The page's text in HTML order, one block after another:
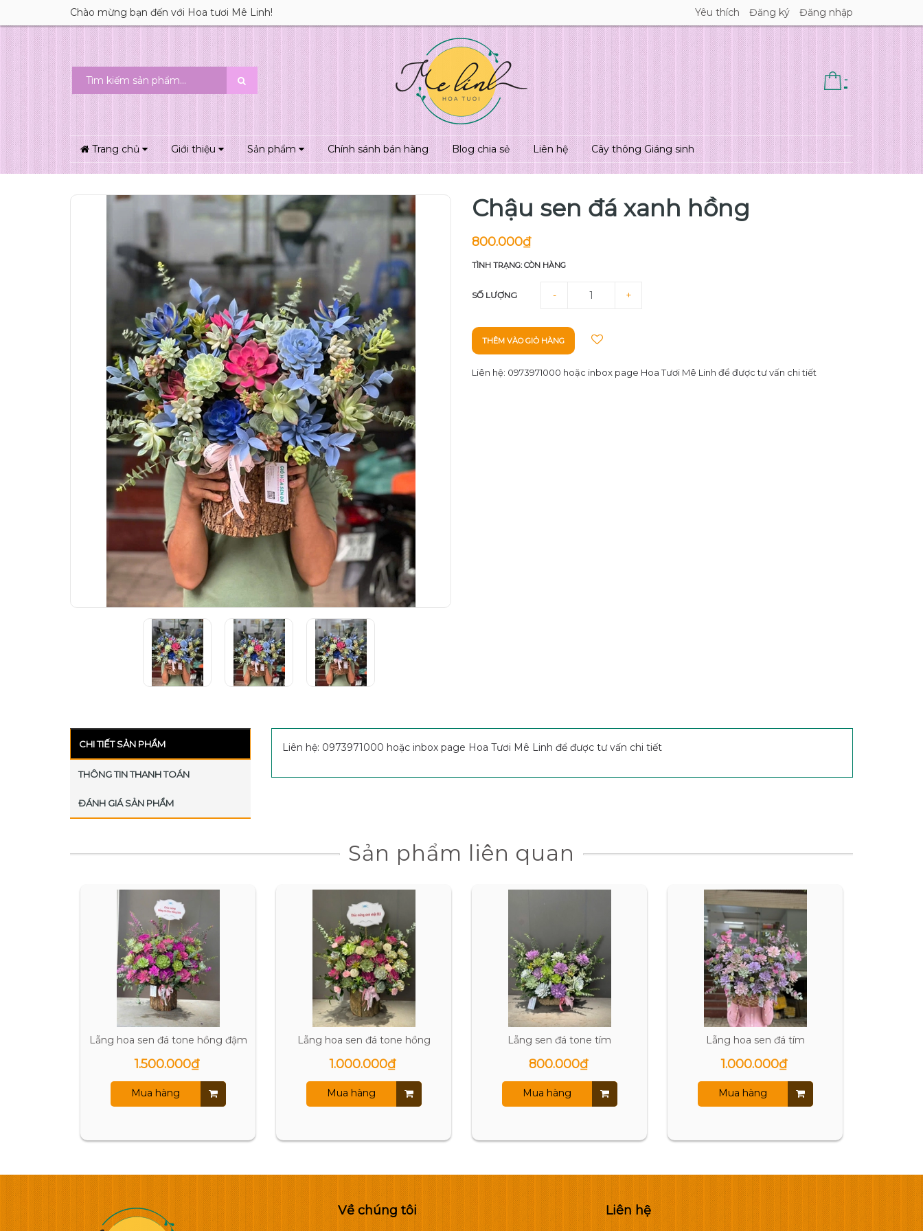
Chào mừng bạn đến với Hoa tươi Mê Linh! Yêu thích Đăng ký Đăng nhập
-
Trang chủ Giới thiệu Sản phẩm Chính sánh bán hàng Blog chia sẻ Liên hệ Cây thông Giáng sinh
Chậu sen đá xanh hồng
800.000₫
TÌNH TRẠNG: CÒN HÀNG
SỐ LƯỢNG - +
THÊM VÀO GIỎ HÀNG
Liên hệ: 0973971000 hoặc inbox page Hoa Tươi Mê Linh để được tư vấn chi tiết
CHI TIẾT SẢN PHẨM
THÔNG TIN THANH TOÁN
ĐÁNH GIÁ SẢN PHẨM
Liên hệ: 0973971000 hoặc inbox page Hoa Tươi Mê Linh để được tư vấn chi tiết
Sản phẩm liên quan
Lẵng hoa sen đá tone hồng đậm
1.500.000₫
Mua hàng
Lẵng hoa sen đá tone hồng
1.000.000₫
Mua hàng
Lẵng sen đá tone tím
800.000₫
Mua hàng
Lẵng hoa sen đá tím
1.000.000₫
Mua hàng
Về chúng tôi Liên hệ